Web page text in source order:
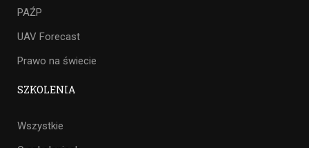
PAŹP
UAV Forecast
Prawo na świecie
SZKOLENIA
Wszystkie